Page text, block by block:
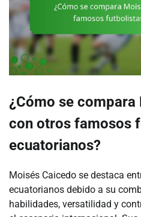
¿Cómo se compara
con otros famosos
ecuatorianos?
Moisés Caicedo se destaca
ecuatorianos debido a su
habilidades, versatilidad y